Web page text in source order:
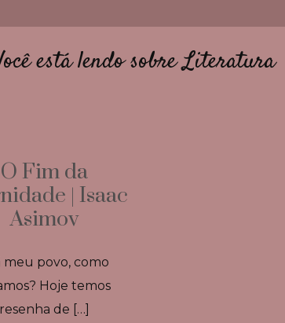
está lendo sobre Literatura
O Fim da
| Isaac
Asimov
meu povo, como
Hoje temos
resenha de […]